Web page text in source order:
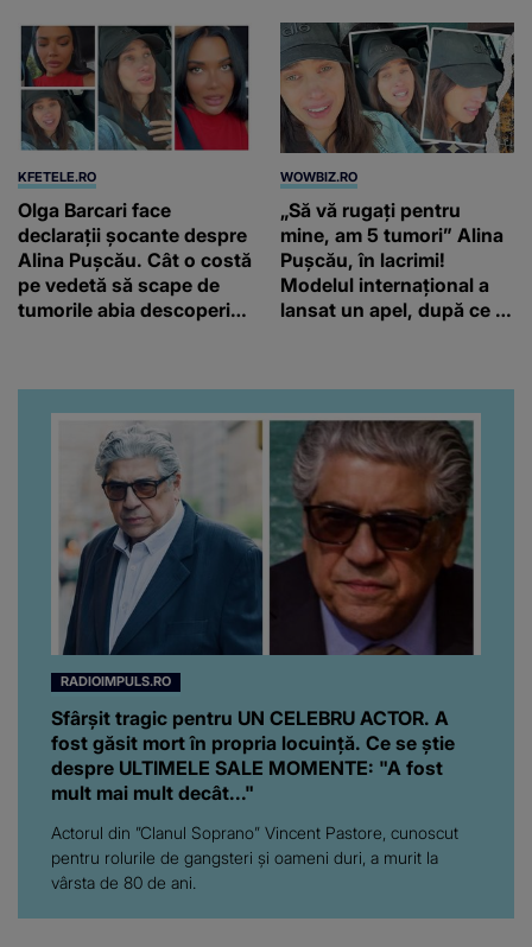
KFETELE.RO
Olga Barcari face
declarații șocante despre
Alina Pușcău. Cât o costă
pe vedetă să scape de
tumorile abia descoperite
fonduri.”
WOWBIZ.RO
„Să vă rugați pentru
mine, am 5 tumori” Alina
Pușcău, în lacrimi!
Modelul internațional a
lansat un apel, după ce a
RADIOIMPULS.RO
Sfârșit tragic pentru UN CELEBRU ACTOR. A
fost găsit mort în propria locuință. Ce se știe
despre ULTIMELE SALE MOMENTE: "A fost
mult mai mult decât..."
Actorul din ”Clanul Soprano” Vincent Pastore, cunoscut
pentru rolurile de gangsteri şi oameni duri, a murit la
vârsta de 80 de ani.